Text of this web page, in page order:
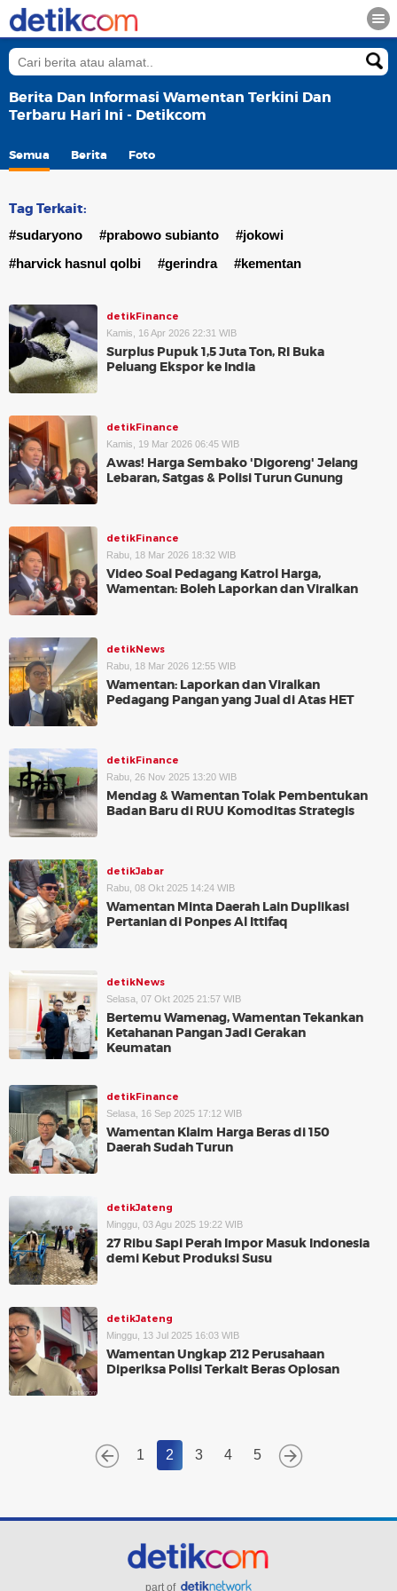
Berita Dan Informasi Wamentan Terkini Dan
Terbaru Hari Ini - Detikcom
Semua Berita Foto
Tag Terkait:
#sudaryono #prabowo subianto
#jokowi
#harvick hasnul qolbi
#gerindra #kementan
detikFinance
Kamis, 16 Apr 2026 22:31 WIB
Surplus Pupuk 1,5 Juta Ton, RI Buka
Peluang Ekspor ke India
detikFinance
Kamis, 19 Mar 2026 06:45 WIB
Awas! Harga Sembako 'Digoreng' Jelang
Lebaran, Satgas & Polisi Turun Gunung
detikFinance
Rabu, 18 Mar 2026 18:32 WIB
Video Soal Pedagang Katrol Harga,
Wamentan: Boleh Laporkan dan Viralkan
detikNews
Rabu, 18 Mar 2026 12:55 WIB
Wamentan: Laporkan dan Viralkan
Pedagang Pangan yang Jual di Atas HET
detikFinance
Rabu, 26 Nov 2025 13:20 WIB
Mendag & Wamentan Tolak Pembentukan
Badan Baru di RUU Komoditas Strategis
detikJabar
Rabu, 08 Okt 2025 14:24 WIB
Wamentan Minta Daerah Lain Duplikasi
Pertanian di Ponpes Al Ittifaq
detikNews
Selasa, 07 Okt 2025 21:57 WIB
Bertemu Wamenag, Wamentan Tekankan
Ketahanan Pangan Jadi Gerakan
Keumatan
detikFinance
Selasa, 16 Sep 2025 17:12 WIB
Wamentan Klaim Harga Beras di 150
Daerah Sudah Turun
detikJateng
Minggu, 03 Agu 2025 19:22 WIB
27 Ribu Sapi Perah Impor Masuk Indonesia
demi Kebut Produksi Susu
detikJateng
Minggu, 13 Jul 2025 16:03 WIB
Wamentan Ungkap 212 Perusahaan
Diperiksa Polisi Terkait Beras Oplosan
1 2 3 4 5
part of